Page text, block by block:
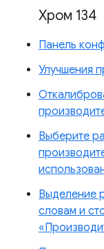
Хром 134
Панель
Улучшения
Выберите
Выделение
словам и